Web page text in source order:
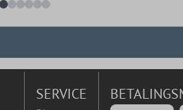
SERVICE